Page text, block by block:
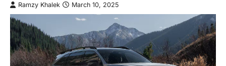
Ramzy Khalek March 10, 2025